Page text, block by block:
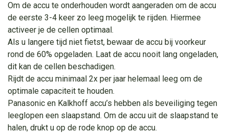
Om de accu te onderhouden wordt aangeraden om de accu
de eerste 3-4 keer zo leeg mogelijk te rijden. Hiermee
activeer je de cellen optimaal.
Als u langere tijd niet fietst, bewaar de accu bij voorkeur
rond de 60% opgeladen. Laat de accu nooit lang ongeladen,
dit kan de cellen beschadigen.
Rijdt de accu minimaal 2x per jaar helemaal leeg om de
optimale capaciteit te houden.
Panasonic en Kalkhoff accu’s hebben als beveiliging tegen
leeglopen een slaapstand. Om de accu uit de slaapstand te
halen, drukt u op de rode knop op de accu.